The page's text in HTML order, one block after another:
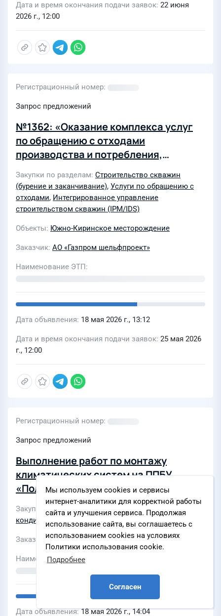
Мы используем cookies и сервисы
интернет-аналитики для корректной работы
сайта и улучшения сервиса. Продолжая
использование сайта, вы соглашаетесь с
использованием cookies на условиях
Политики использования cookie.
Подробнее
Согласен
Дата и время окончания подачи заявок 22 июня
2026 г., 12:00
Регистрационный номер
Запрос предложений
№1362: «Оказание комплекса услуг
по обращению с отходами
производства и потребления,
строительства эксплуатационных
газоконденсатных скважин №№ СКЗ,
СК46, СК14, СК15, СК4, СК5 на Южно-
Киринском месторождении с
плавучей буровой установки в 2026-
2028 гг.»
Закупки по разделам Строительство скважин
(бурение и заканчивание), Услуги по обращению с
отходами, Интегрированное управление
строительством скважин (IPM/IDS)
Объекты Южно-Киринское месторождение
Заказчик АО «Газпром шельфпроект»
Наименование ЭТП
Дата объявления 18 мая 2026 г., 13:12
Дата и время окончания подачи заявок 25 мая 2026
г., 12:00
Регистрационный номер
Запрос предложений
Выполнение работ по монтажу
климатических систем на ППБУ
«Полярная звезда»
Закупки по разделу
кондиционирование воздуха
Заказчик АО «Газпром шельфпроект»
Наименование ЭТП
Дата объявления 18 мая 2026 г., 14:04